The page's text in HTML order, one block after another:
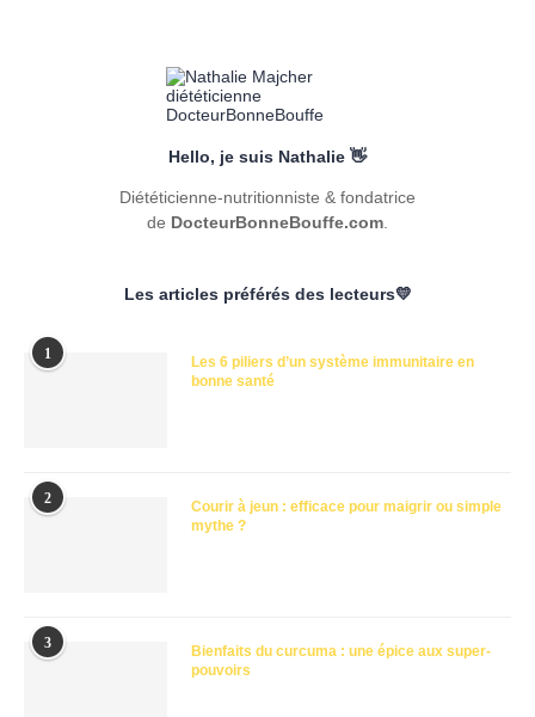
Hello, je suis Nathalie 👋
Diététicienne-nutritionniste & fondatrice
de DocteurBonneBouffe.com
Les articles préférés des lecteurs💛
1
Les 6 piliers d’un système immunitaire en
bonne santé
2
Courir à jeun : efficace pour maigrir ou simple
mythe ?
3
Bienfaits du curcuma : une épice aux super-
pouvoirs